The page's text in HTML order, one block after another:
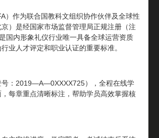
）作为联合国教科文组织协作伙伴及全球性
）是经国家市场监督管理局正规注册（注
国内形象礼仪行业唯一具备全球运营资质
业人才评定和职业认证的重要标准。
号：2019—A—0XXXX725），全程在线学
每章重点清晰标注，帮助学员高效掌握核